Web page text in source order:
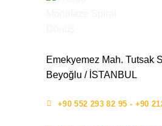
Emekyemez Mah. Tutsak
Beyoğlu / İSTANBUL
+90 552 293 82 95 - +90